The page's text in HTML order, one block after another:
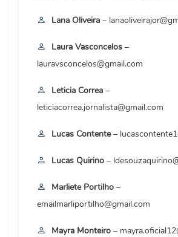
Lana Oliveira –
Laura Vasconcelos –
lauravsconcelos@gmail.com
Leticia Correa –
leticiacorrea.jornalista@gmail.com
Lucas Contente–
Lucas Quirino –
Marliete Portilho –
emailmarliportilho@gmail.com
Mayra Monteiro –